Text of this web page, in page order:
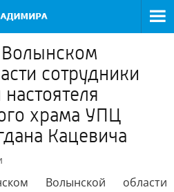
сотрудники
храма УПЦ
Кацевича
Волынской области